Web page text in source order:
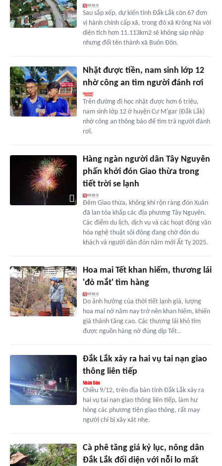
Sau sắp xếp, dự kiến tỉnh Đắk Lắk còn 67 đơn
vị hành chính cấp xã, trong đó xã Krông Na với
diện tích hơn 11.113km2 sẽ không sáp nhập
nhưng đổi tên thành xã Buôn Đôn.
Nhặt được tiền, nam sinh lớp 12
nhờ công an tìm người đánh rơi
Trên đường đi học nhặt được hơn 6 triệu,
nam sinh lớp 12 ở huyện Cư M'gar (Đắk Lắk)
nhờ công an thông báo để tìm trả người đánh
rơi.
Hàng ngàn người dân Tây Nguyên
phấn khởi đón Giao thừa trong
tiết trời se lạnh
Đêm Giao thừa, không khí rộn ràng đón Xuân
đã lan tỏa khắp các địa phương Tây Nguyên.
Các điểm du lịch, dịch vụ và các hoạt động văn
hóa nghệ thuật sôi động đang chờ đón du
khách và người dân đón năm mới Ất Tỵ 2025.
Hoa mai Tết khan hiếm, thương lái
'đỏ mắt' tìm hàng
Do ảnh hưởng của thời tiết lạnh giá, lượng
hoa mai nở năm nay trở nên khan hiếm, khiến
giá thành tăng cao. Các thương lái khó tìm
được nguồn hàng nở đúng dịp Tết..
Đắk Lắk xảy ra hai vụ tai nạn giao
thông liên tiếp
Chiều 9/12, trên địa bàn tỉnh Đắk Lắk xảy ra
hai vụ tai nạn giao thông liên tiếp, làm hư
hỏng các phương tiện giao thông, rất may
người chỉ bị xây xát nhẹ.
Cà phê tăng giá kỷ lục, nông dân
Đắk Lắk đối diện với nỗi lo mất